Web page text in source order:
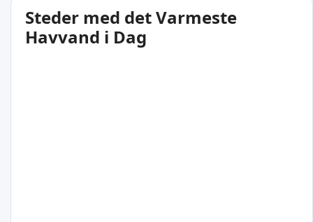
Steder med det Varmeste
Havvand i Dag